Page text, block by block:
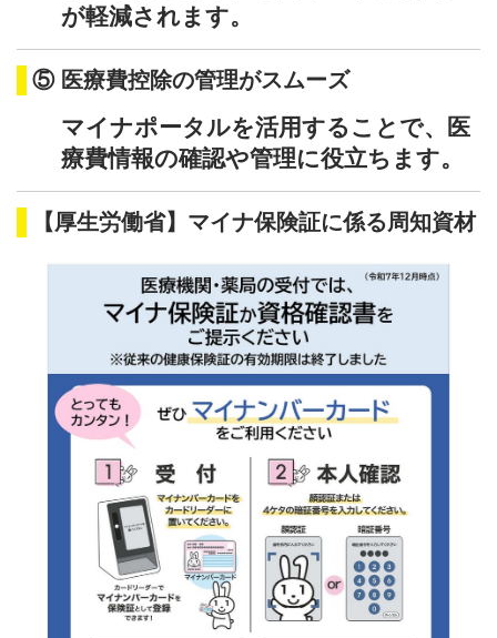
が軽減されます。
⑤ 医療費控除の管理がスムーズ
マイナポータルを活用することで、医
療費情報の確認や管理に役立ちます。
【厚生労働省】マイナ保険証に係る周知資材